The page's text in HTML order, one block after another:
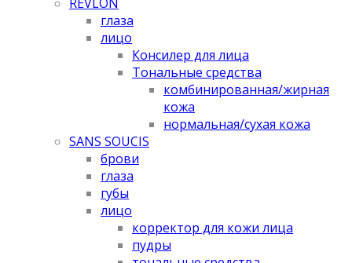
глаза
лицо
Консилер для лица
Тональные средства
комбинированная/жирная
кожа
нормальная/cухая кожа
SANS SOUCIS
брови
глаза
губы
лицо
корректор для кожи лица
пудры